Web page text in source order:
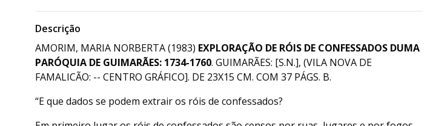
Descrição
AMORIM, MARIA NORBERTA (1983) EXPLORAÇÃO DE RÓIS DE CONFESSADOS DUMA
PARÓQUIA DE GUIMARÃES: 1734-1760. GUIMARÃES: [S.N.], (VILA NOVA DE
FAMALICÃO: -- CENTRO GRÁFICO]. DE 23X15 CM. COM 37 PÁGS. B.
“E que dados se podem extrair os róis de confessados?